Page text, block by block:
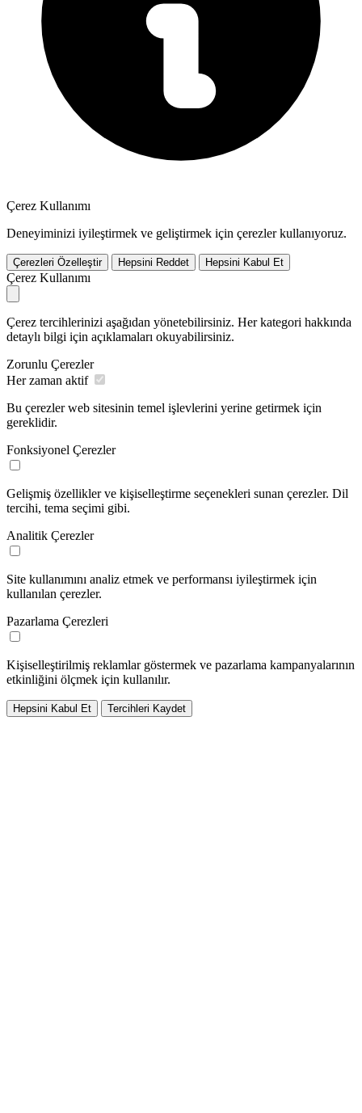
Çerez Kullanımı
Deneyiminizi iyileştirmek ve geliştirmek için çerezler kullanıyoruz.
Çerezleri Özelleştir Hepsini Reddet Hepsini Kabul Et
Çerez Kullanımı
Çerez tercihlerinizi aşağıdan yönetebilirsiniz. Her kategori hakkında
detaylı bilgi için açıklamaları okuyabilirsiniz.
Zorunlu Çerezler
Her zaman aktif
Bu çerezler web sitesinin temel işlevlerini yerine getirmek için
gereklidir.
Fonksiyonel Çerezler
Gelişmiş özellikler ve kişiselleştirme seçenekleri sunan çerezler. Dil
tercihi, tema seçimi gibi.
Analitik Çerezler
Site kullanımını analiz etmek ve performansı iyileştirmek için
kullanılan çerezler.
Pazarlama Çerezleri
Kişiselleştirilmiş reklamlar göstermek ve pazarlama kampanyalarının
etkinliğini ölçmek için kullanılır.
Hepsini Kabul Et Tercihleri Kaydet